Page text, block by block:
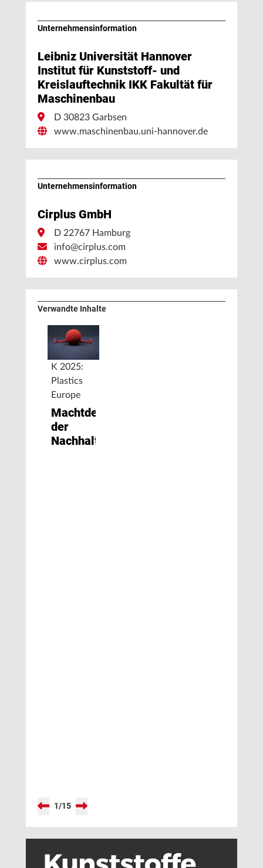
Unternehmens­information
Leibniz Universität Hannover
Institut für Kunststoff- und
Kreislauftechnik IKK Fakultät für
Maschinenbau
D 30823 Garbsen
www.maschinenbau.uni-hannover.de
Unternehmens­information
Cirplus GmbH
D 22767 Hamburg
info@cirplus.com
www.cirplus.com
Verwandte Inhalte
K 2025:
Plastics
Europe
Machtdemonstration
der
Nachhaltigkeit
1/15